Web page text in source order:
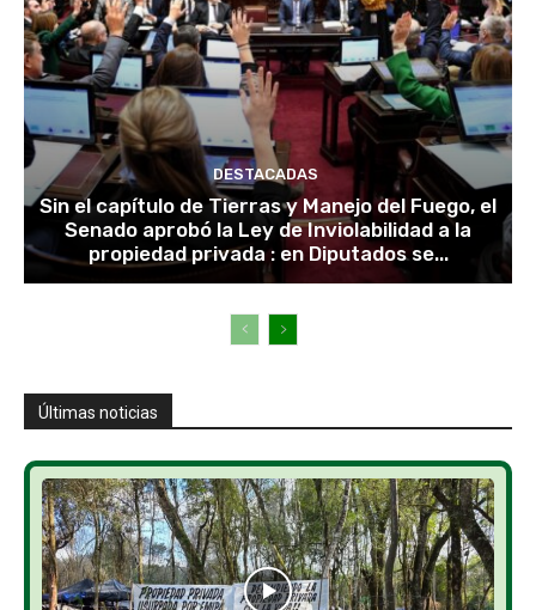
DESTACADAS
Sin el capítulo de Tierras y Manejo del Fuego, el
Senado aprobó la Ley de Inviolabilidad a la
propiedad privada : en Diputados se...
Últimas noticias